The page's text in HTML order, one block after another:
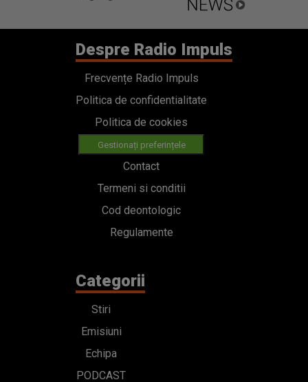
Despre Radio Impuls
Frecvențe Radio Impuls
Politica de confidentialitate
Politica de cookies
Gestionați preferințele
Contact
Termeni si conditii
Cod deontologic
Regulamente
Categorii
Stiri
Emisiuni
Echipa
PODCAST